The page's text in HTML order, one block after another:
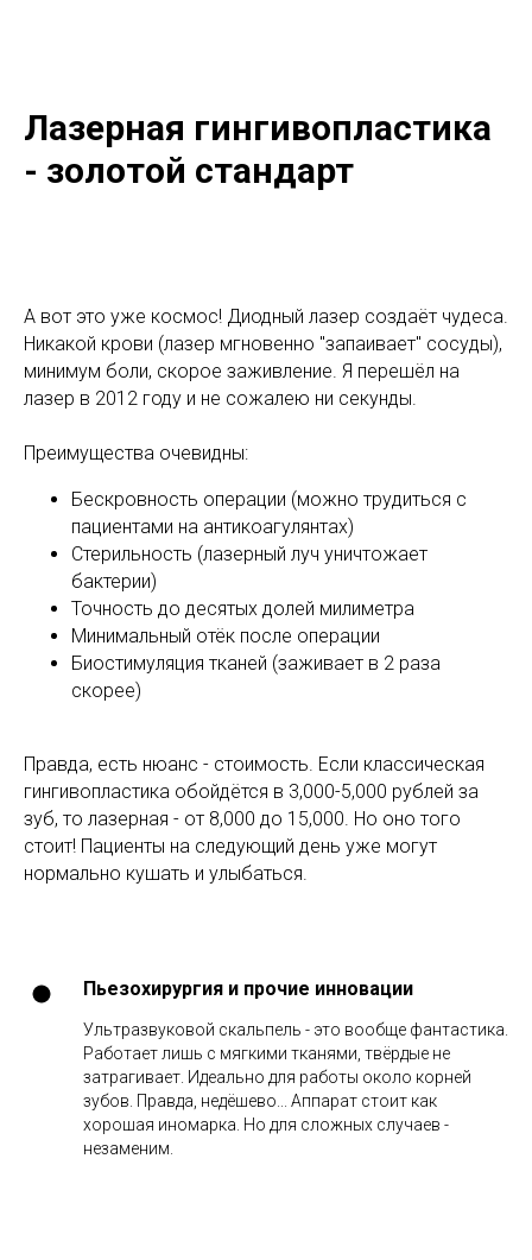
Лазерная гингивопластика
- золотой стандарт
А вот это уже космос! Диодный лазер создаёт чудеса.
Никакой крови (лазер мгновенно "запаивает" сосуды),
минимум боли, скорое заживление. Я перешёл на
лазер в 2012 году и не сожалею ни секунды.
Преимущества очевидны:
Бескровность операции (можно трудиться с
пациентами на антикоагулянтах)
Стерильность (лазерный луч уничтожает
бактерии)
Точность до десятых долей милиметра
Минимальный отёк после операции
Биостимуляция тканей (заживает в 2 раза
скорее)
Правда, есть нюанс - стоимость. Если классическая
гингивопластика обойдётся в 3,000-5,000 рублей за
зуб, то лазерная - от 8,000 до 15,000. Но оно того
стоит! Пациенты на следующий день уже могут
нормально кушать и улыбаться.
Пьезохирургия и прочие инновации
Ультразвуковой скальпель - это вообще фантастика.
Работает лишь с мягкими тканями, твёрдые не
затрагивает. Идеально для работы около корней
зубов. Правда, недёшево... Аппарат стоит как
хорошая иномарка. Но для сложных случаев -
незаменим.